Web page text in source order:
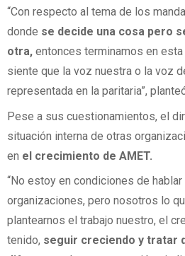
“Con respecto al tema de los
donde se decide una cosa pero
otra, entonces terminamos en
siente que la voz nuestra o la voz
representada en la paritaria”,
Pese a sus cuestionamientos, el
situación interna de otras
en el crecimiento de AMET.
“No estoy en condiciones de
organizaciones, pero nosotros lo
plantearnos el trabajo nuestro, el
tenido, seguir creciendo y tratar